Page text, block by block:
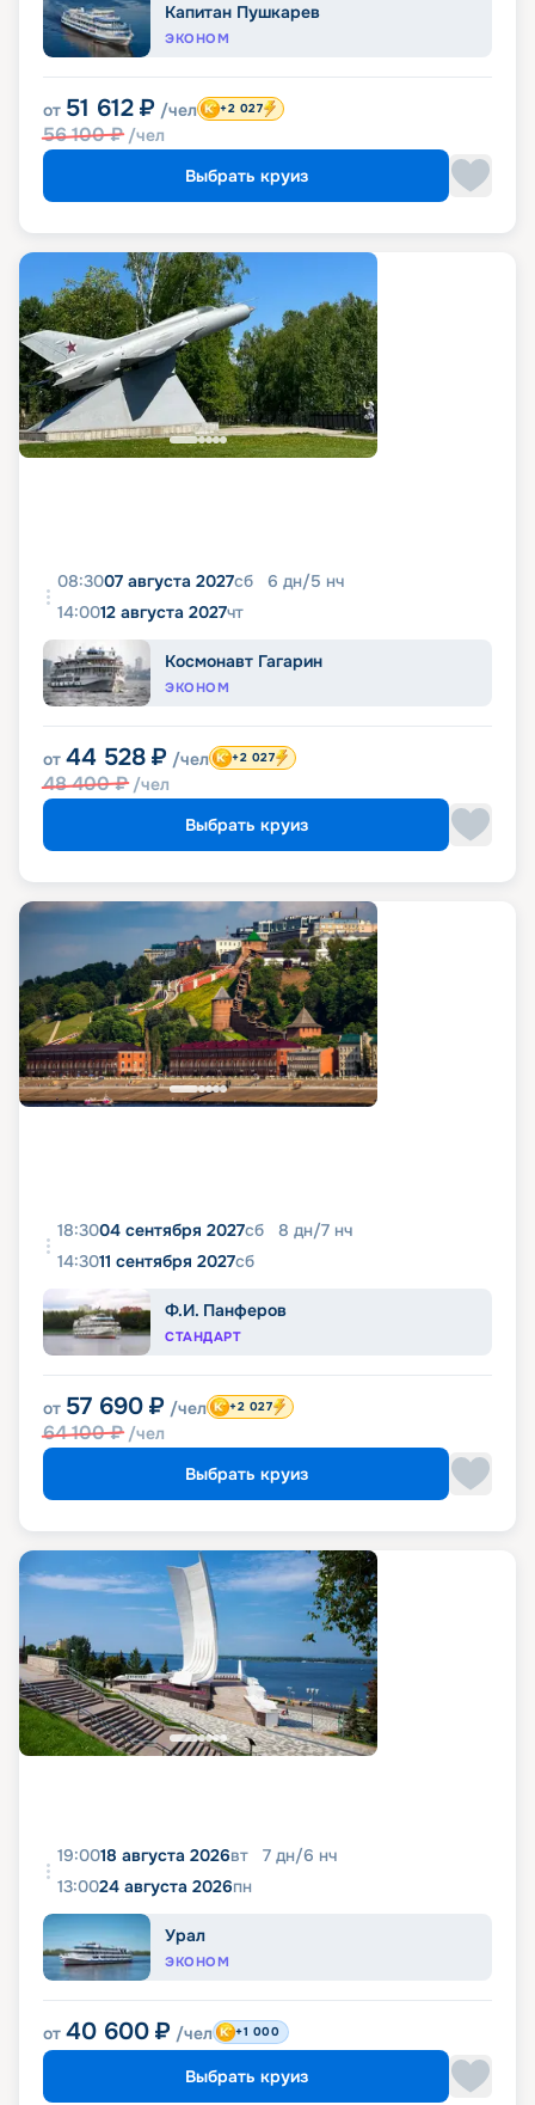
Капитан Пушкарев
ЭКОНОМ
от 51 612 ₽ /чел
56 100₽ /чел
+2 027
Выбрать круиз
08:3007 августа 2027сб 6 дн/5 нч
14:0012 августа 2027чт
Космонавт Гагарин
ЭКОНОМ
от 44 528 ₽ /чел
48 400₽ /чел
+2 027
Выбрать круиз
18:3004 сентября 2027сб 8 дн/7 нч
14:3011 сентября 2027сб
Ф.И. Панферов
СТАНДАРТ
от 57 690 ₽ /чел
64 100₽ /чел
+2 027
Выбрать круиз
19:0018 августа 2026вт 7 дн/6 нч
13:0024 августа 2026пн
Урал
ЭКОНОМ
от 40 600 ₽ /чел +1 000
Выбрать круиз